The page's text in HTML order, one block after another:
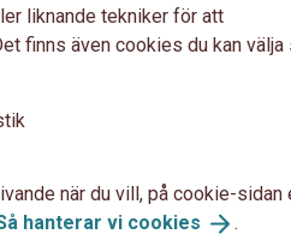
din
för sent. Du kan
på
liknande tekniker för att
finns även cookies du kan välja
när du vill, på cookie-sidan
hanterar vi cookies .